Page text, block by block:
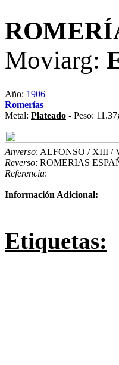
Moviarg:
Año: 1906
Romerías
Metal: Plateado - Peso:
Anverso: ALFONSO / XIII /
Reverso: ROMERIAS
Referencia:
Información Adicional:
Etiquetas: